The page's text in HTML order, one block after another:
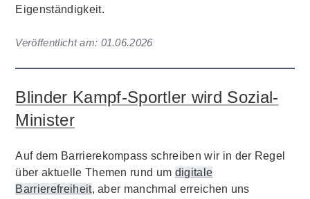
Eigenständigkeit.
Veröffentlicht am: 01.06.2026
Blinder Kampf-Sportler wird Sozial-
Minister
Auf dem Barrierekompass schreiben wir in der Regel
über aktuelle Themen rund um digitale
Barrierefreiheit, aber manchmal erreichen uns